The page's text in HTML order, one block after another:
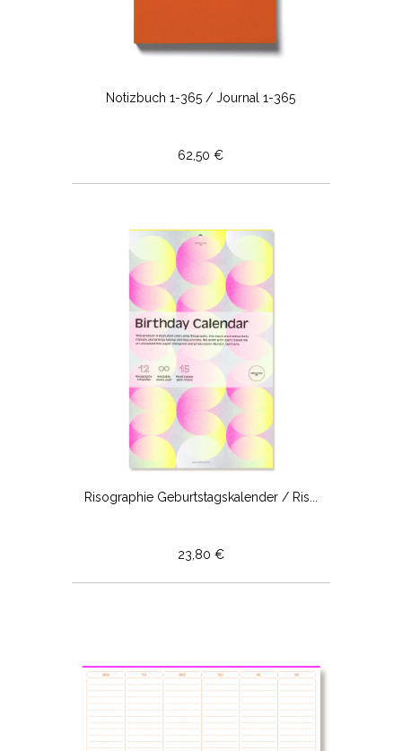
Notizbuch 1-365 / Journal 1-365
62,50 €
Risographie Geburtstagskalender / Ris...
23,80 €